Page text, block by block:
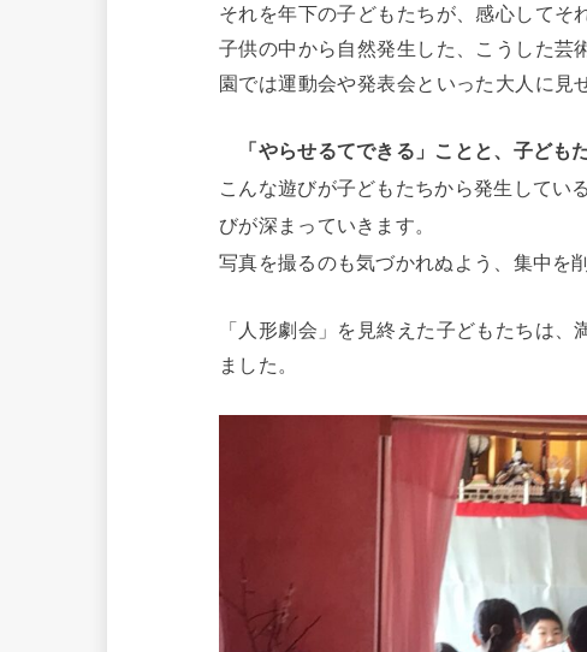
それを年下の子どもたちが、感心してそ
子供の中から自然発生した、こうした芸
園では運動会や発表会といった大人に見
「やらせるてできる」ことと、子ども
こんな遊びが子どもたちから発生してい
びが深まっていきます。
写真を撮るのも気づかれぬよう、集中を
「人形劇会」を見終えた子どもたちは
ました。